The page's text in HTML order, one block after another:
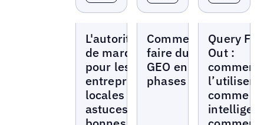
L'autorité
de marque
pour les
entreprises
locales :
astuces et
Comment
faire du
GEO en 4
phases
Query
Out :
comment
l’utiliser
comme